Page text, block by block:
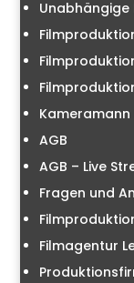
Kameramann
AGB
AGB – Live
Fragen und
Filmagentur